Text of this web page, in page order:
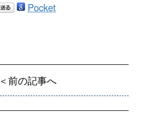
Pocket
＜前の記事へ